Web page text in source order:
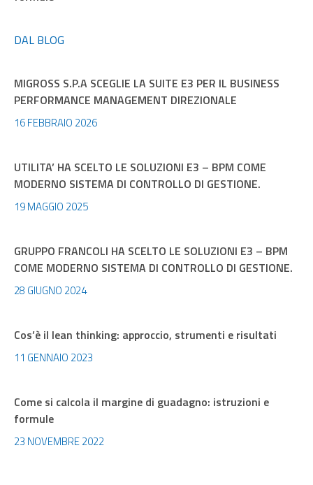
DAL BLOG
MIGROSS S.P.A SCEGLIE LA SUITE E3 PER IL BUSINESS
PERFORMANCE MANAGEMENT DIREZIONALE
16 FEBBRAIO 2026
UTILITA’ HA SCELTO LE SOLUZIONI E3 – BPM COME
MODERNO SISTEMA DI CONTROLLO DI GESTIONE.
19 MAGGIO 2025
GRUPPO FRANCOLI HA SCELTO LE SOLUZIONI E3 – BPM
COME MODERNO SISTEMA DI CONTROLLO DI GESTIONE.
28 GIUGNO 2024
Cos’è il lean thinking: approccio, strumenti e risultati
11 GENNAIO 2023
Come si calcola il margine di guadagno: istruzioni e
formule
23 NOVEMBRE 2022